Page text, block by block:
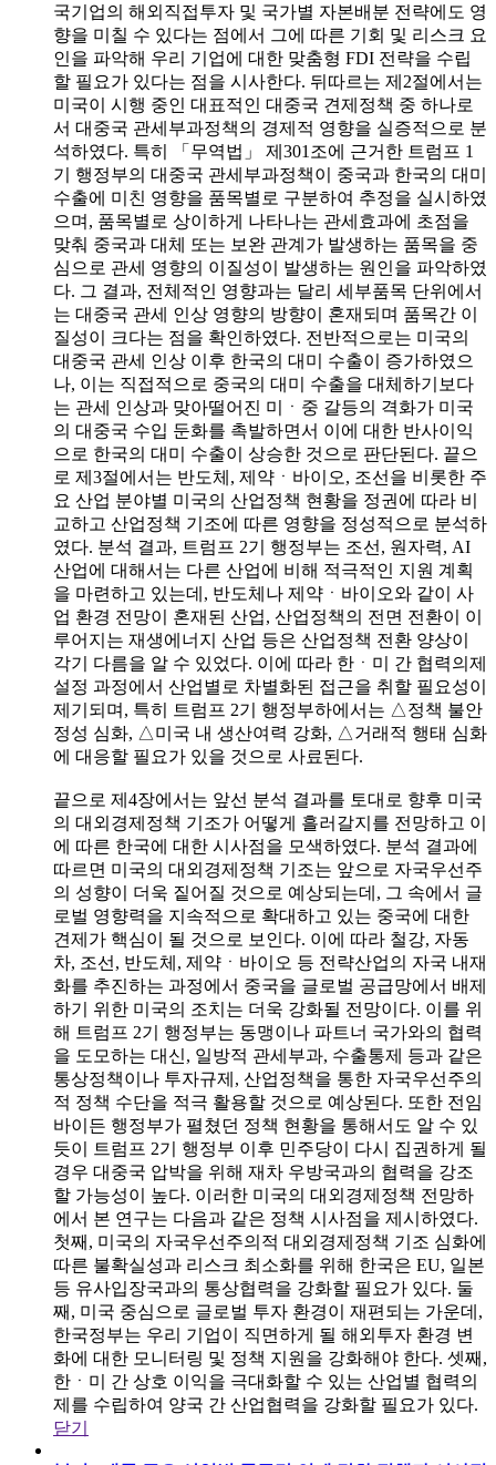
국기업의 해외직접투자 및 국가별 자본배분 전략에도 영
향을 미칠 수 있다는 점에서 그에 따른 기회 및 리스크 요
인을 파악해 우리 기업에 대한 맞춤형 FDI 전략을 수립
할 필요가 있다는 점을 시사한다. 뒤따르는 제2절에서는
미국이 시행 중인 대표적인 대중국 견제정책 중 하나로
서 대중국 관세부과정책의 경제적 영향을 실증적으로 분
석하였다. 특히 「무역법」 제301조에 근거한 트럼프 1
기 행정부의 대중국 관세부과정책이 중국과 한국의 대미
수출에 미친 영향을 품목별로 구분하여 추정을 실시하였
으며, 품목별로 상이하게 나타나는 관세효과에 초점을
맞춰 중국과 대체 또는 보완 관계가 발생하는 품목을 중
심으로 관세 영향의 이질성이 발생하는 원인을 파악하였
다. 그 결과, 전체적인 영향과는 달리 세부품목 단위에서
는 대중국 관세 인상 영향의 방향이 혼재되며 품목간 이
질성이 크다는 점을 확인하였다. 전반적으로는 미국의
대중국 관세 인상 이후 한국의 대미 수출이 증가하였으
나, 이는 직접적으로 중국의 대미 수출을 대체하기보다
는 관세 인상과 맞아떨어진 미ㆍ중 갈등의 격화가 미국
의 대중국 수입 둔화를 촉발하면서 이에 대한 반사이익
으로 한국의 대미 수출이 상승한 것으로 판단된다. 끝으
로 제3절에서는 반도체, 제약ㆍ바이오, 조선을 비롯한 주
요 산업 분야별 미국의 산업정책 현황을 정권에 따라 비
교하고 산업정책 기조에 따른 영향을 정성적으로 분석하
였다. 분석 결과, 트럼프 2기 행정부는 조선, 원자력, AI
산업에 대해서는 다른 산업에 비해 적극적인 지원 계획
을 마련하고 있는데, 반도체나 제약ㆍ바이오와 같이 사
업 환경 전망이 혼재된 산업, 산업정책의 전면 전환이 이
루어지는 재생에너지 산업 등은 산업정책 전환 양상이
각기 다름을 알 수 있었다. 이에 따라 한ㆍ미 간 협력의제
설정 과정에서 산업별로 차별화된 접근을 취할 필요성이
제기되며, 특히 트럼프 2기 행정부하에서는 △정책 불안
정성 심화, △미국 내 생산여력 강화, △거래적 행태 심화
에 대응할 필요가 있을 것으로 사료된다.
끝으로 제4장에서는 앞선 분석 결과를 토대로 향후 미국
의 대외경제정책 기조가 어떻게 흘러갈지를 전망하고 이
에 따른 한국에 대한 시사점을 모색하였다. 분석 결과에
따르면 미국의 대외경제정책 기조는 앞으로 자국우선주
의 성향이 더욱 짙어질 것으로 예상되는데, 그 속에서 글
로벌 영향력을 지속적으로 확대하고 있는 중국에 대한
견제가 핵심이 될 것으로 보인다. 이에 따라 철강, 자동
차, 조선, 반도체, 제약ㆍ바이오 등 전략산업의 자국 내재
화를 추진하는 과정에서 중국을 글로벌 공급망에서 배제
하기 위한 미국의 조치는 더욱 강화될 전망이다. 이를 위
해 트럼프 2기 행정부는 동맹이나 파트너 국가와의 협력
을 도모하는 대신, 일방적 관세부과, 수출통제 등과 같은
통상정책이나 투자규제, 산업정책을 통한 자국우선주의
적 정책 수단을 적극 활용할 것으로 예상된다. 또한 전임
바이든 행정부가 펼쳤던 정책 현황을 통해서도 알 수 있
듯이 트럼프 2기 행정부 이후 민주당이 다시 집권하게 될
경우 대중국 압박을 위해 재차 우방국과의 협력을 강조
할 가능성이 높다. 이러한 미국의 대외경제정책 전망하
에서 본 연구는 다음과 같은 정책 시사점을 제시하였다.
첫째, 미국의 자국우선주의적 대외경제정책 기조 심화에
따른 불확실성과 리스크 최소화를 위해 한국은 EU, 일본
등 유사입장국과의 통상협력을 강화할 필요가 있다. 둘
째, 미국 중심으로 글로벌 투자 환경이 재편되는 가운데,
한국정부는 우리 기업이 직면하게 될 해외투자 환경 변
화에 대한 모니터링 및 정책 지원을 강화해야 한다. 셋째,
한ㆍ미 간 상호 이익을 극대화할 수 있는 산업별 협력의
제를 수립하여 양국 간 산업협력을 강화할 필요가 있다.
닫기